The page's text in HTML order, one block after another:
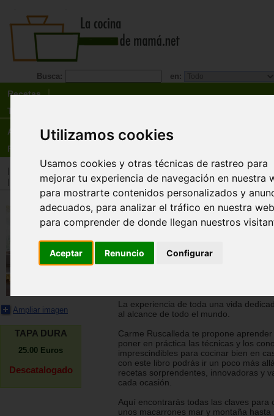
Utilizamos cookies
Usamos cookies y otras técnicas de rastreo para
mejorar tu experiencia de navegación en nuestra
para mostrarte contenidos personalizados y
adecuados, para analizar el tráfico en nuestra
para comprender de donde llegan nuestros
Aceptar Renuncio Configurar
Busca: en:
Recetas
Tienda
Actualidad
Registro
Menú
Recetarios general
>Tienda>Libros>Cocineros destacados >Carme
Ampliar imagen
TAPA DURA
25.00 Euros
Descatalogado
La sartén por el mango.
recetas para cocinar bien
mejor
Descatalogado
La experiencia de toda una vida
al alcance de todo el mundo.
Carme Ruscalleda te propone
poner en práctica las técnicas y los
imprescindibles para cocinar bien en
con este libro podrás ir un poco más
recetas sorprendentes, innovadoras y
cada ocasión.
Aquí encontrarás todas las claves para
unos macarrones mar y montaña hasta